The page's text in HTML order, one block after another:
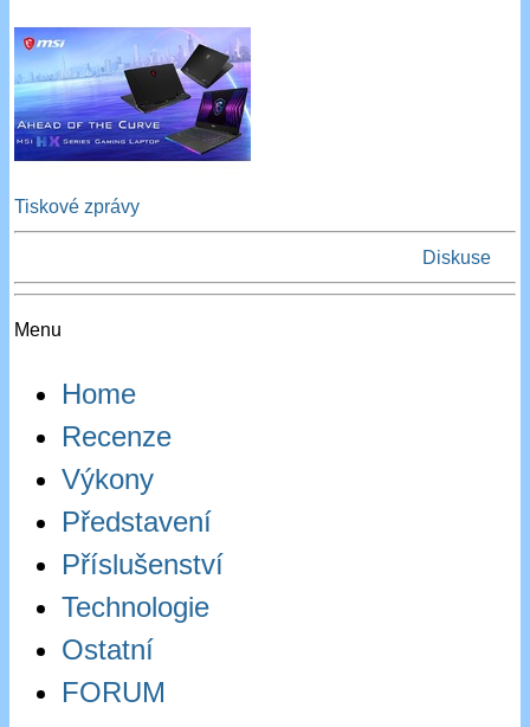
Tiskové zprávy
Diskuse
Menu
Home
Recenze
Výkony
Představení
Příslušenství
Technologie
Ostatní
FORUM